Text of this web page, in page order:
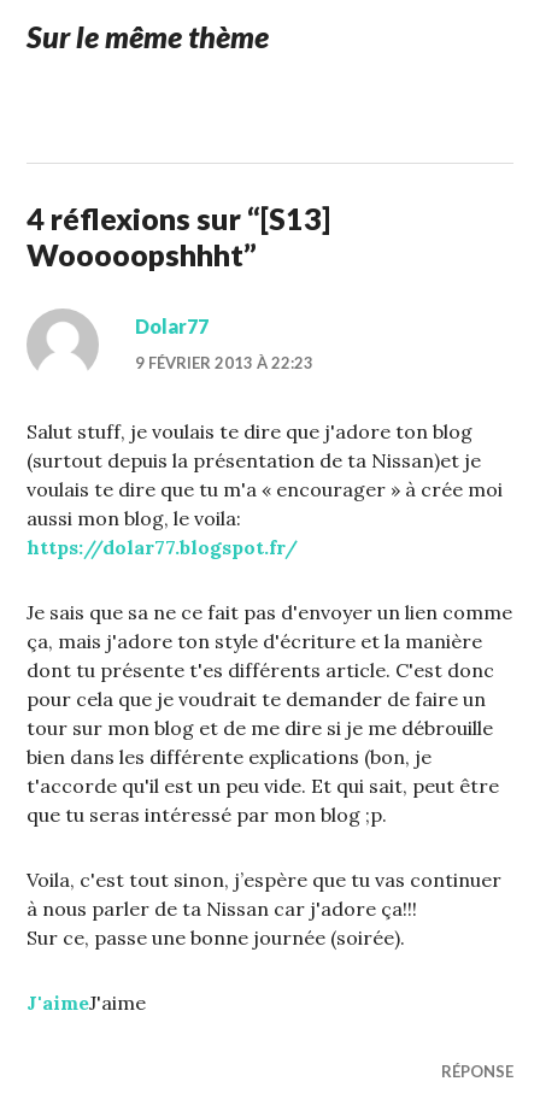
Sur le même thème
4 réflexions sur “[S13]
Wooooopshhht”
Dolar77
9 FÉVRIER 2013 À 22:23
Salut stuff, je voulais te dire que j'adore ton blog
(surtout depuis la présentation de ta Nissan)et je
voulais te dire que tu m'a « encourager » à crée moi
aussi mon blog, le voila:
https://dolar77.blogspot.fr/
Je sais que sa ne ce fait pas d'envoyer un lien comme
ça, mais j'adore ton style d'écriture et la manière
dont tu présente t'es différents article. C'est donc
pour cela que je voudrait te demander de faire un
tour sur mon blog et de me dire si je me débrouille
bien dans les différente explications (bon, je
t'accorde qu'il est un peu vide. Et qui sait, peut être
que tu seras intéressé par mon blog ;p.
Voila, c'est tout sinon, j’espère que tu vas continuer
à nous parler de ta Nissan car j'adore ça!!!
Sur ce, passe une bonne journée (soirée).
J'aimeJ'aime
RÉPONSE